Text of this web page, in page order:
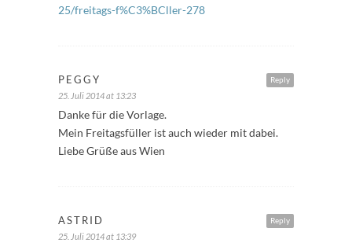
25/freitags-f%C3%BCller-278
Reply
PEGGY
25. Juli 2014 at 13:23
Danke für die Vorlage.
Mein Freitagsfüller ist auch wieder mit dabei.
Liebe Grüße aus Wien
Reply
ASTRID
25. Juli 2014 at 13:39